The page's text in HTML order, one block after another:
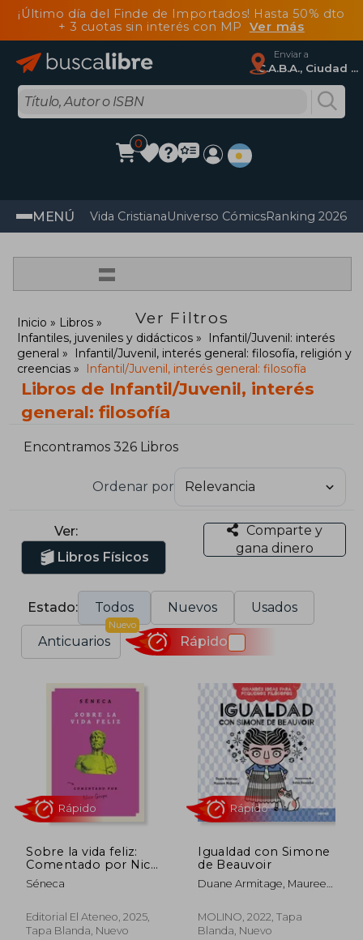
¡Último día del Finde de Importados! Hasta 50% dto
+ 3 cuotas sin interés con MP Ver más
Enviar a
C.A.B.A., Ciudad Autónoma De Buenos Aires
0
MENÚ Vida CristianaUniverso CómicsRanking 2026
=
Ver Filtros
Inicio
Libros
Infantiles, juveniles y didácticos
Infantil/Juvenil: interés
general
Infantil/Juvenil, interés general: filosofía, religión y
creencias
Infantil/Juvenil, interés general: filosofía
Libros de Infantil/Juvenil, interés
general: filosofía
Encontramos 326 Libros
Ordenar por
Ver:
Libros Físicos
Comparte y
gana dinero
Estado: Todos Nuevos Usados
Anticuarios
Nuevo
Rápido
Sobre la vida feliz:
Comentado por Nico
Grupe
Séneca
Editorial El Ateneo, 2025,
Tapa Blanda, Nuevo
Igualdad con Simone
de Beauvoir
Duane Armitage, Maureen
MOLINO, 2022, Tapa
Blanda, Nuevo